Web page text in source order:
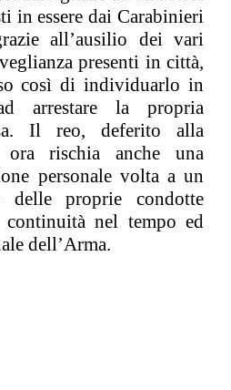
in essere dai Carabinieri
all’ausilio dei vari
presenti in città,
così di individuarlo in
arrestare la propria
Il reo,
deferito alla
ora rischia anche una
personale volta a un
delle proprie condotte
nel tempo ed
dell’Arma.